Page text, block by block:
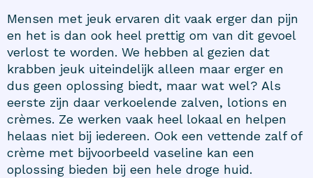
Mensen met jeuk ervaren dit vaak erger dan pijn
en het is dan ook heel prettig om van dit gevoel
verlost te worden. We hebben al gezien dat
krabben jeuk uiteindelijk alleen maar erger en
dus geen oplossing biedt, maar wat wel? Als
eerste zijn daar verkoelende zalven, lotions en
crèmes. Ze werken vaak heel lokaal en helpen
helaas niet bij iedereen. Ook een vettende zalf of
crème met bijvoorbeeld vaseline kan een
oplossing bieden bij een hele droge huid.